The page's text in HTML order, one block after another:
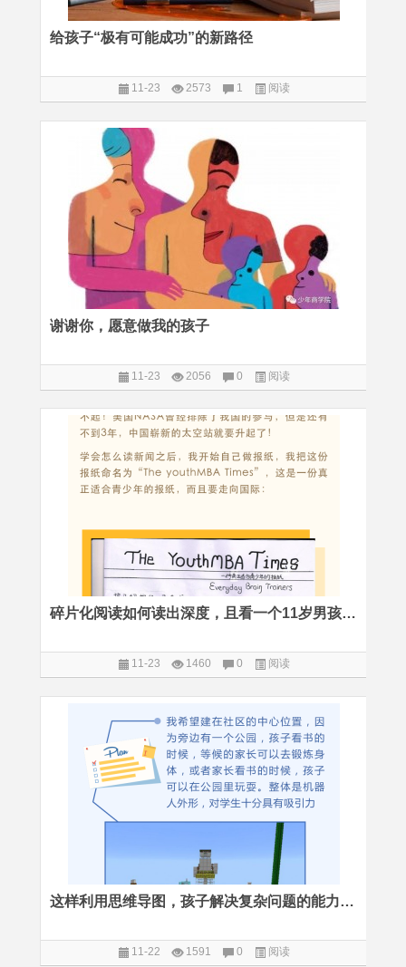
给孩子“极有可能成功”的新路径
11-23 2573 1 阅读
谢谢你，愿意做我的孩子
11-23 2056 0 阅读
碎片化阅读如何读出深度，且看一个11岁男孩的示范
11-23 1460 0 阅读
这样利用思维导图，孩子解决复杂问题的能力大幅提升
11-22 1591 0 阅读